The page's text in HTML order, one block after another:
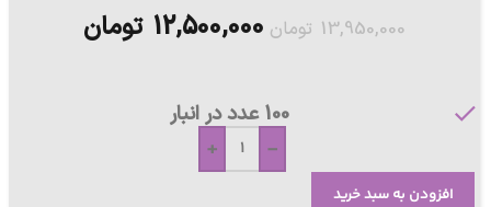
13,950,000 تومان 12,500,000 تومان
100 عدد در انبار
-
+
افزودن به سبد خرید